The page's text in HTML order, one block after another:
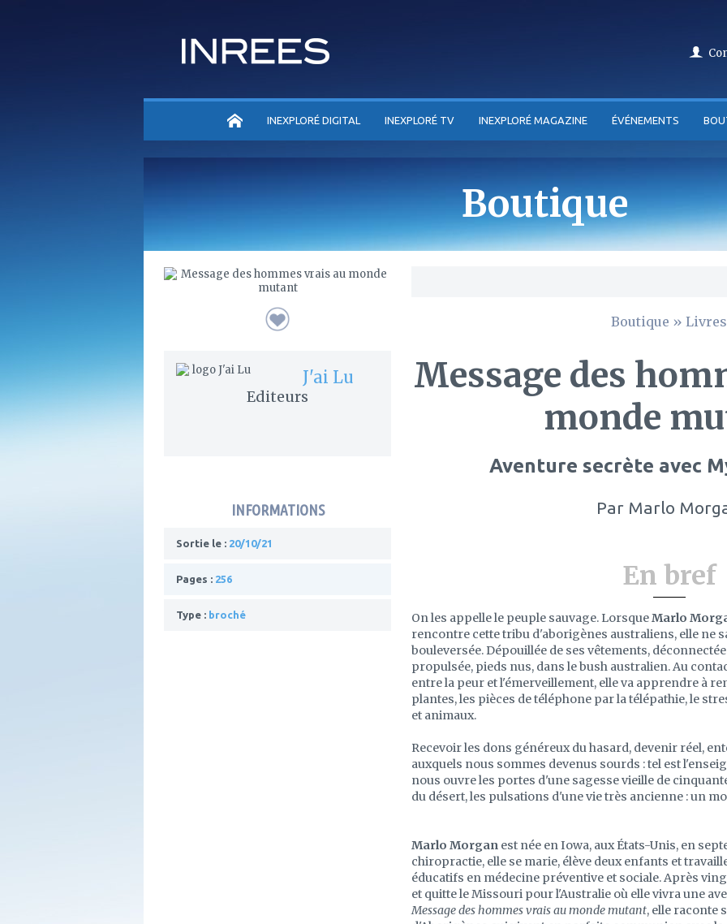
ACCUEILINEXPLORÉ DIGITAL INEXPLORÉ TV INEXPLORÉ MAGAZINE ÉVÉNEMENTS
Boutique
J'ai Lu
Editeurs
INFORMATIONS
Sortie le : 20/10/21
Pages : 256
Type : broché
Boutique » Livres
Message des
monde
Aventure secrète avec
Par Marlo
En bref
On les appelle le peuple sauvage. LorsqueMarlo
rencontre cette tribu d'aborigènes australiens, elle ne
bouleversée. Dépouillée de ses vêtements,
propulsée, pieds nus, dans le bush australien. Au
entre la peur et l'émerveillement, elle va apprendre à
plantes, les pièces de téléphone par la télépathie, le
et animaux.
Recevoir les dons généreux du hasard, devenir réel,
auxquels nous sommes devenus sourds : tel est
nous ouvre les portes d'une sagesse vieille de
du désert, les pulsations d'une vie très ancienne : un
Marlo Morgan est née en Iowa, aux États-Unis, en
chiropractie, elle se marie, élève deux enfants et
éducatifs en médecine préventive et sociale. Après
et quitte le Missouri pour l'Australie où elle vivra une
Message des hommes vrais au monde mutant, elle raconte